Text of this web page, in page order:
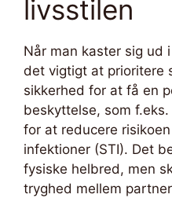
livsstilen
Når man kaster sig ud
det vigtigt at prioritere
sikkerhed for at få en
beskyttelse, som
for at reducere
infektioner (STI). Det
fysiske helbred, men
tryghed mellem